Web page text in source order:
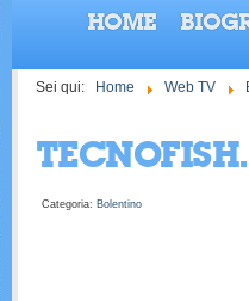
HOME
Sei qui: Home Web TV
Categoria: Bolentino